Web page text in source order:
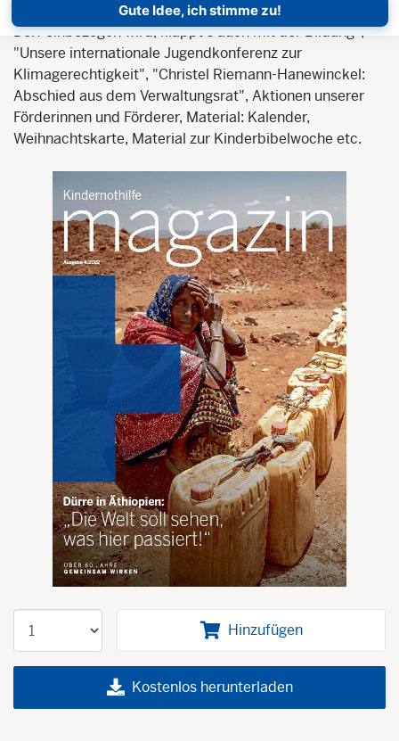
Gute Idee, ich stimme zu!
Südafrika: Jugendliche reden mit", "Malawi: Wenn das
Dorf einbezogen wird, klappt's auch mit der Bildung",
"Unsere internationale Jugendkonferenz zur
Klimagerechtigkeit", "Christel Riemann-Hanewinckel:
Abschied aus dem Verwaltungsrat", Aktionen unserer
Förderinnen und Förderer, Material: Kalender,
Weihnachtskarte, Material zur Kinderbibelwoche etc.
Kostenlos herunterladen
Hinzufügen